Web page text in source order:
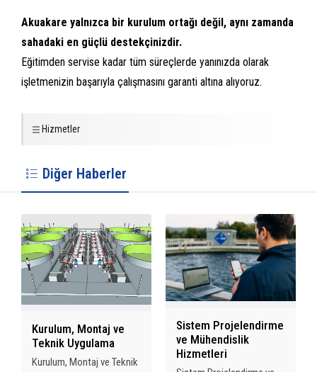
Akuakare yalnızca bir kurulum ortağı değil, aynı zamanda
sahadaki en güçlü destekçinizdir.
Eğitimden servise kadar tüm süreçlerde yanınızda olarak
işletmenizin başarıyla çalışmasını garanti altına alıyoruz.
Hizmetler
Diğer Haberler
Kurulum, Montaj ve
Teknik Uygulama
Kurulum, Montaj ve Teknik
Sistem Projelendirme
ve Mühendislik
Hizmetleri